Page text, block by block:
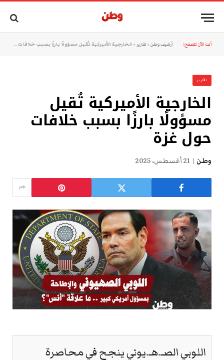
أنت الآن تتصفح: أرشيف وطن » تقارير » الخارجية الأميركية تُقيل مسؤولًا بارزًا بسبب خلافات حول غزة
تقارير
الخارجية الأميركية تُقيل
مسؤولًا بارزًا بسبب خلافات
حول غزة
وطن 21 أغسطس، 2025
اللوبي الصـ.هـ.يوني ينجح في محاصرة